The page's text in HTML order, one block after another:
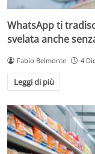
WhatsApp ti
svelata anche
Fabio Belmonte 4
Leggi di più